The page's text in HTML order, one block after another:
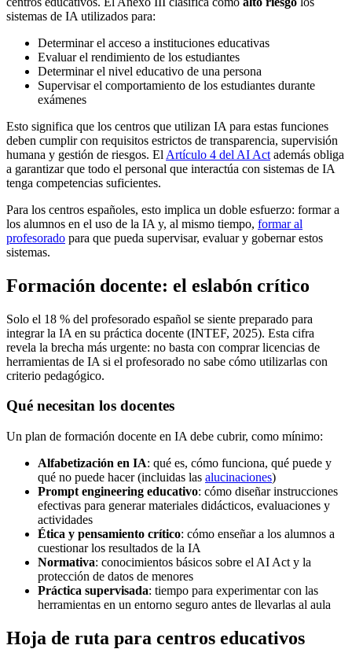
sistemas de IA utilizados para:
Determinar el acceso a instituciones educativas
Evaluar el rendimiento de los estudiantes
Determinar el nivel educativo de una persona
Supervisar el comportamiento de los estudiantes durante
exámenes
Esto significa que los centros que utilizan IA para estas funciones
deben cumplir con requisitos estrictos de transparencia, supervisión
humana y gestión de riesgos. El Artículo 4 del AI Act además obliga
a garantizar que todo el personal que interactúa con sistemas de IA
tenga competencias suficientes.
Para los centros españoles, esto implica un doble esfuerzo: formar a
los alumnos en el uso de la IA y, al mismo tiempo, formar al
profesorado para que pueda supervisar, evaluar y gobernar estos
sistemas.
Formación docente: el eslabón crítico
Solo el 18 % del profesorado español se siente preparado para
integrar la IA en su práctica docente (INTEF, 2025). Esta cifra
revela la brecha más urgente: no basta con comprar licencias de
herramientas de IA si el profesorado no sabe cómo utilizarlas con
criterio pedagógico.
Qué necesitan los docentes
Un plan de formación docente en IA debe cubrir, como mínimo:
Alfabetización en IA: qué es, cómo funciona, qué puede y
qué no puede hacer (incluidas las alucinaciones)
Prompt engineering educativo: cómo diseñar instrucciones
efectivas para generar materiales didácticos, evaluaciones y
actividades
Ética y pensamiento crítico: cómo enseñar a los alumnos a
cuestionar los resultados de la IA
Normativa: conocimientos básicos sobre el AI Act y la
protección de datos de menores
Práctica supervisada: tiempo para experimentar con las
herramientas en un entorno seguro antes de llevarlas al aula
Hoja de ruta para centros educativos